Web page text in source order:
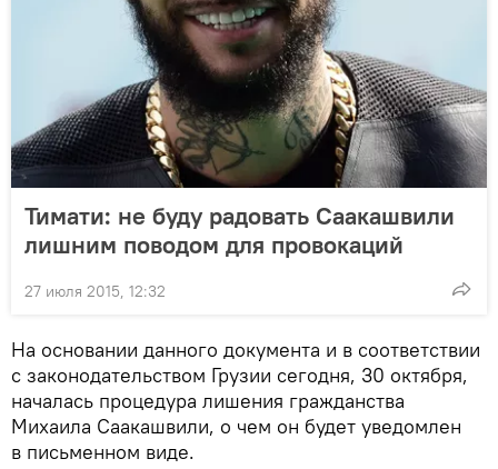
Тимати: не буду радовать Саакашвили
лишним поводом для провокаций
27 июля 2015, 12:32
На основании данного документа и в соответствии
с законодательством Грузии сегодня, 30 октября,
началась процедура лишения гражданства
Михаила Саакашвили, о чем он будет уведомлен
в письменном виде.